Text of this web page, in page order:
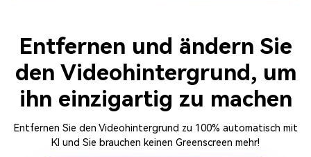
Entfernen und ändern Sie
den Videohintergrund, um
ihn einzigartig zu machen
Entfernen Sie den Videohintergrund zu 100% automatisch mit
KI und Sie brauchen keinen Greenscreen mehr!